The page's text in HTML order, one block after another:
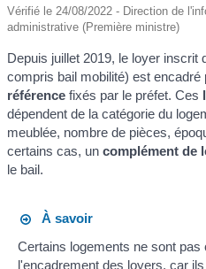
Vérifié le 24/08/2022 - Direction de
administrative (Première ministre)
Depuis juillet 2019, le loyer inscrit
compris bail mobilité) est encadré
référence fixés par le préfet. Ces
dépendent de la catégorie du
meublée, nombre de pièces,
certains cas, uncomplément de
le bail.
À savoir
Certains logements ne sont pas
l'encadrement des loyers, car